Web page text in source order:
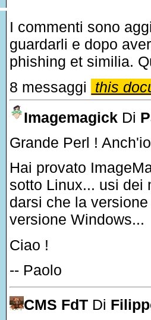
I commenti sono
guardarli e dopo
phishing et similia.
8 messaggi
this
Imagemagick Di
Grande Perl !
Hai provato
sotto Linux... usi dei
darsi che la
versione Windows...
Ciao !
-- Paolo
CMS FdT Di